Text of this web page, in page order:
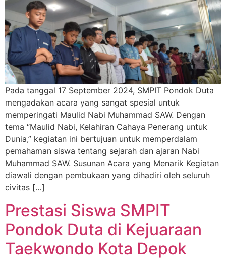
Pada tanggal 17 September 2024, SMPIT Pondok Duta
mengadakan acara yang sangat spesial untuk
memperingati Maulid Nabi Muhammad SAW. Dengan
tema “Maulid Nabi, Kelahiran Cahaya Penerang untuk
Dunia,” kegiatan ini bertujuan untuk memperdalam
pemahaman siswa tentang sejarah dan ajaran Nabi
Muhammad SAW. Susunan Acara yang Menarik Kegiatan
diawali dengan pembukaan yang dihadiri oleh seluruh
civitas […]
Prestasi Siswa SMPIT
Pondok Duta di Kejuaraan
Taekwondo Kota Depok